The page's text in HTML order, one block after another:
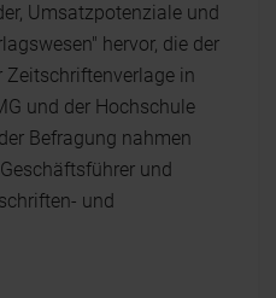
Umsatzpotenziale und
hervor, die der
Zeitschriftenverlage in
und der Hochschule
Befragung nahmen
und
und